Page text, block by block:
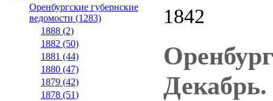
Оренбургские губернские
ведомости (1283)
1888 (2)
1882 (50)
1881 (44)
1880 (47)
1879 (42)
1878 (51)
1842
Декабрь.